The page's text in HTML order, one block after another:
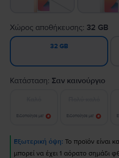
Χώρος αποθήκευσης: 32 GB
32 GB
Κατάσταση: Σαν καινούργιο
Ειδοποίησε με! Ειδοποίησε με!
Εξωτερική όψη: Το προϊόν είναι
μπορεί να έχει 1 αόρατο σημάδι